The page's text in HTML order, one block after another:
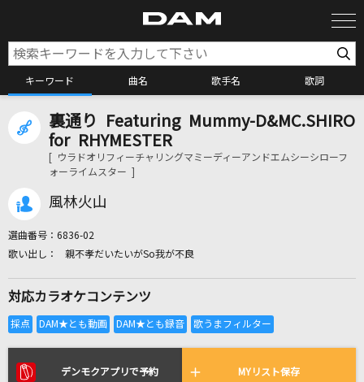
キーワード 曲名 歌手名 歌詞
カラオケ検索
カラオケ店舗検索
全国りれき
リアルタイムで歌われている曲の一覧
涙のキッス
裏通り Featuring Mummy-D&MC.SHIRO
for RHYMESTER
[ ウラドオリフィーチャリングマミーディーアンドエムシーシローフ
ォーライムスター ]
風林火山
選曲番号： 6836-02
親不孝だいたいがSo我が不良
対応カラオケコンテンツ
デンモクアプリで予約 MYリスト保存